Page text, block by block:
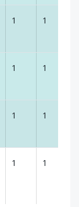
1 1
1 1
1 1
1 1